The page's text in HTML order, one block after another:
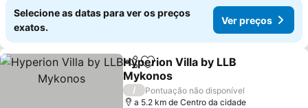
Selecione as datas para ver os preços
exatos.
Ver preços
PartilharAdicionar aos favoritos
Hyperion Villa by LLB
Mykonos
Ver preços
/
Pontuação não disponível
a 5.2 km de Centro da cidade